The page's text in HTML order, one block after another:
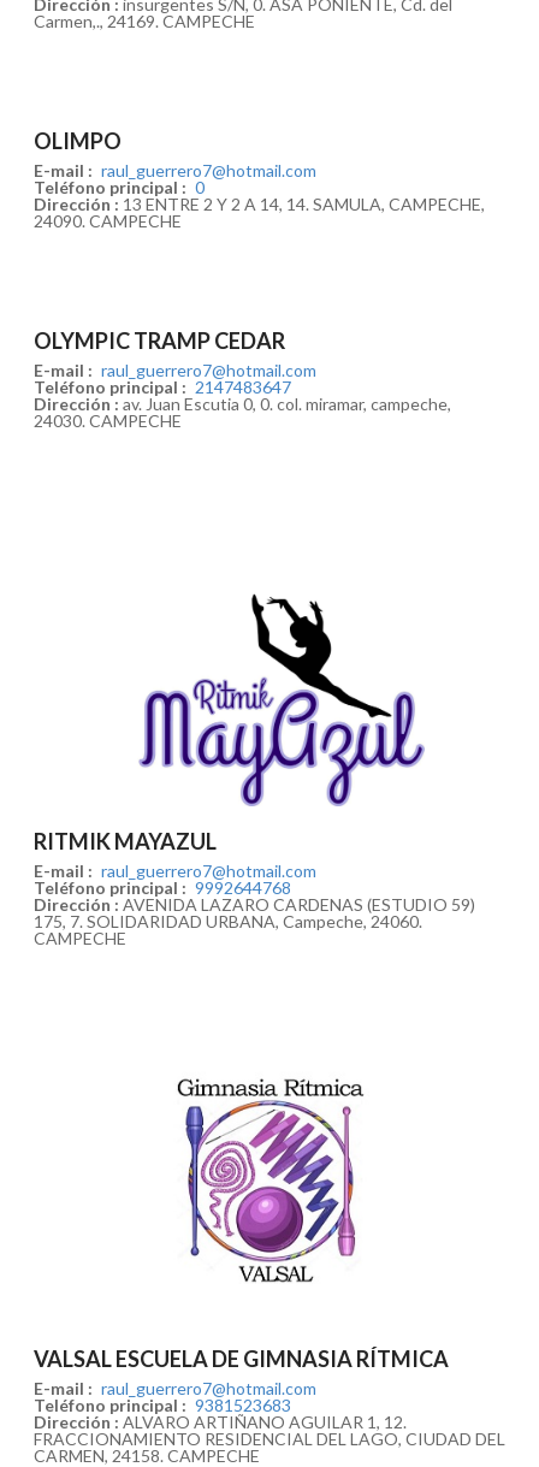
Carmen,., 24169. CAMPECHE
OLIMPO
E-mail : raul_guerrero7@hotmail.com
Teléfono principal : 0
Dirección : 13 ENTRE 2 Y 2 A 14, 14. SAMULA, CAMPECHE,
24090. CAMPECHE
OLYMPIC TRAMP CEDAR
E-mail : raul_guerrero7@hotmail.com
Teléfono principal : 2147483647
Dirección : av. Juan Escutia 0, 0. col. miramar, campeche,
24030. CAMPECHE
RITMIK MAYAZUL
E-mail : raul_guerrero7@hotmail.com
Teléfono principal : 9992644768
Dirección : AVENIDA LAZARO CARDENAS (ESTUDIO 59)
175, 7. SOLIDARIDAD URBANA, Campeche, 24060.
CAMPECHE
VALSAL ESCUELA DE GIMNASIA RÍTMICA
E-mail : raul_guerrero7@hotmail.com
Teléfono principal : 9381523683
Dirección : ALVARO ARTIÑANO AGUILAR 1, 12.
FRACCIONAMIENTO RESIDENCIAL DEL LAGO, CIUDAD DEL
CARMEN, 24158. CAMPECHE